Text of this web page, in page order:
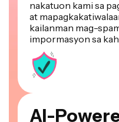
at
kailanman mag-
impormasyon sa
AI-